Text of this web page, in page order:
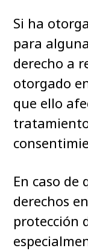
Si ha
para
derecho a
otorgado
que ello
En caso de
derechos
protección